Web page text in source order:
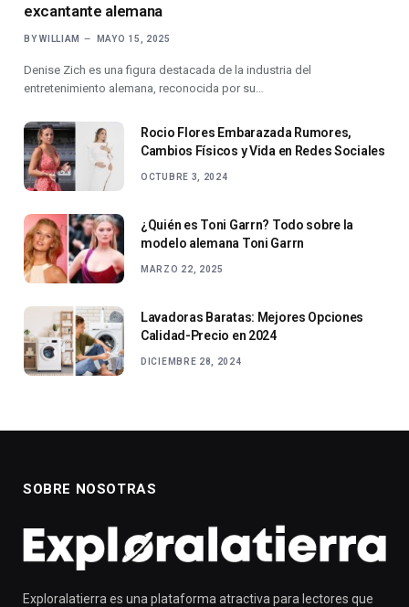
excantante alemana
BY WILLIAM MAYO 15, 2025
Denise Zich es una figura destacada de la industria del
entretenimiento alemana, reconocida por su…
Rocio Flores Embarazada Rumores,
Cambios Físicos y Vida en Redes Sociales
OCTUBRE 3, 2024
¿Quién es Toni Garrn? Todo sobre la
modelo alemana Toni Garrn
MARZO 22, 2025
Lavadoras Baratas: Mejores Opciones
Calidad-Precio en 2024
DICIEMBRE 28, 2024
SOBRE NOSOTRAS
Exploralatierra es una plataforma atractiva para lectores que